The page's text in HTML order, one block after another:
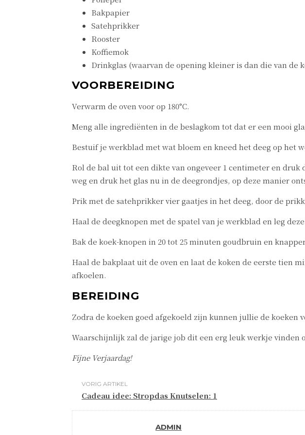
Bakpapier
Satehprikker
Rooster
Koffiemok
Drinkglas (waarvan de opening kleiner is dan die van de
VOORBEREIDING
Verwarm de oven voor op 180°C.
Meng alle ingrediënten in de beslagkom tot dat er een mooi
Bestuif je werkblad met wat bloem en kneed het deeg op het
Rol de bal uit tot een dikte van ongeveer 1 centimeter en
weg en druk het glas nu in de deegrondjes, op deze manier
Prik met de satehprikker vier gaatjes in het deeg, door de
Haal de deegknopen met de spatel van je werkblad en leg
Bak de koek-knopen in 20 tot 25 minuten goudbruin en
Haal de bakplaat uit de oven en laat de koken de eerste tien
afkoelen.
BEREIDING
Zodra de koeken goed afgekoeld zijn kunnen jullie de koeken
Waarschijnlijk zal de jarige job dit een erg leuk werkje vinden
Fijne Verjaardag!
VORIG ARTIKEL
Cadeau idee: Stropdas Knutselen: 1
ADMIN